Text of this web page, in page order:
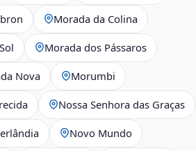
Morada da Colina
Morada dos Pássaros
Nova Morumbi
Nossa Senhora das Graças
Novo Mundo